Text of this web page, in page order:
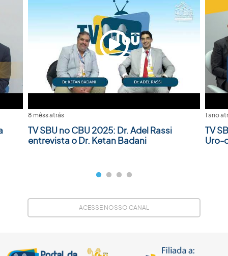
8 mêss atrás
TV SBU no CBU 2025: Dr. Adel Rassi
entrevista o Dr. Ketan Badani
1 ano
TV
Uro-
ACESSE NOSSO CANAL